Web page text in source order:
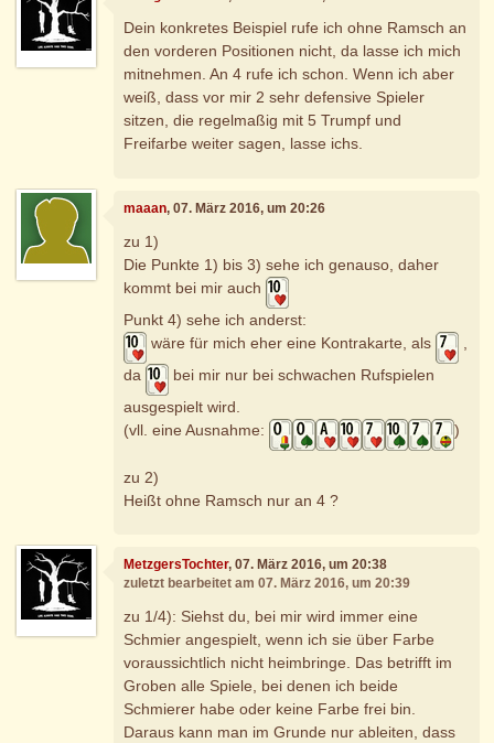
Dein konkretes Beispiel rufe ich ohne Ramsch an
den vorderen Positionen nicht, da lasse ich mich
mitnehmen. An 4 rufe ich schon. Wenn ich aber
weiß, dass vor mir 2 sehr defensive Spieler
sitzen, die regelmaßig mit 5 Trumpf und
Freifarbe weiter sagen, lasse ichs.
maaan, 07. März 2016, um 20:26
zu 1)
Die Punkte 1) bis 3) sehe ich genauso, daher
kommt bei mir auch
Punkt 4) sehe ich anderst:
wäre für mich eher eine Kontrakarte, als
da
bei mir nur bei schwachen Rufspielen
ausgespielt wird.
(vll. eine Ausnahme:
)
zu 2)
Heißt ohne Ramsch nur an 4 ?
MetzgersTochter, 07. März 2016, um 20:38
zuletzt bearbeitet am 07. März 2016, um 20:39
zu 1/4): Siehst du, bei mir wird immer eine
Schmier angespielt, wenn ich sie über Farbe
voraussichtlich nicht heimbringe. Das betrifft im
Groben alle Spiele, bei denen ich beide
Schmierer habe oder keine Farbe frei bin.
Daraus kann man im Grunde nur ableiten, dass